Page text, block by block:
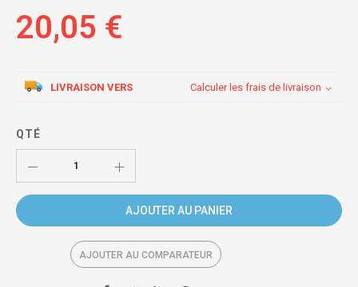
20,05 €
LIVRAISON VERS Calculer les frais de livraison
QTÉ
AJOUTER AU PANIER
AJOUTER AU COMPARATEUR